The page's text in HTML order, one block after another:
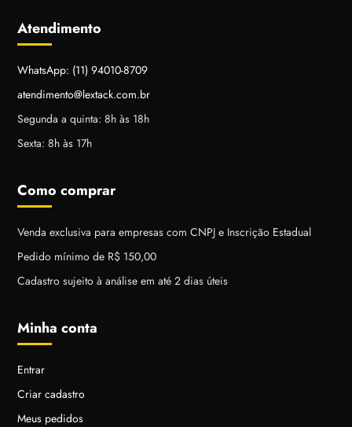
Atendimento
WhatsApp: (11) 94010-8709
atendimento@lextack.com.br
Segunda a quinta: 8h às 18h
Sexta: 8h às 17h
Como comprar
Venda exclusiva para empresas com CNPJ e Inscrição Estadual
Pedido mínimo de R$ 150,00
Cadastro sujeito à análise em até 2 dias úteis
Minha conta
Entrar
Criar cadastro
Meus pedidos